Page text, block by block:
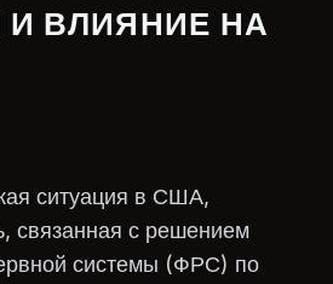
И ВЛИЯНИЕ НА
ситуация в США,
связанная с решением
системы (ФРС) по